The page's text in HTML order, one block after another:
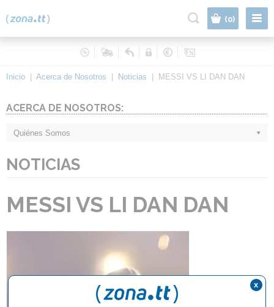
(0)
Inicio Acerca de Nosotros Noticias MESSI VS LI DAN DAN
ACERCA DE NOSOTROS:
Quiénes Somos
NOTICIAS
MESSI VS LI DAN DAN
x